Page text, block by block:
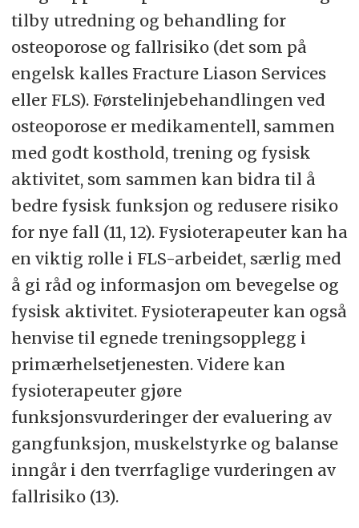
tilby utredning og behandling for
osteoporose og fallrisiko (det som på
engelsk kalles Fracture Liason Services
eller FLS). Førstelinjebehandlingen ved
osteoporose er medikamentell, sammen
med godt kosthold, trening og fysisk
aktivitet, som sammen kan bidra til å
bedre fysisk funksjon og redusere risiko
for nye fall (11, 12). Fysioterapeuter kan ha
en viktig rolle i FLS-arbeidet, særlig med
å gi råd og informasjon om bevegelse og
fysisk aktivitet. Fysioterapeuter kan også
henvise til egnede treningsopplegg i
primærhelsetjenesten. Videre kan
fysioterapeuter gjøre
funksjonsvurderinger der evaluering av
gangfunksjon, muskelstyrke og balanse
inngår i den tverrfaglige vurderingen av
fallrisiko (13).